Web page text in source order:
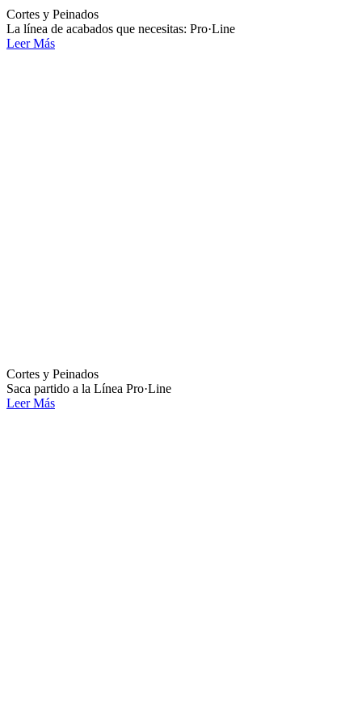
Cortes y Peinados
La línea de acabados que necesitas: Pro·Line
Leer Más
Cortes y Peinados
Saca partido a la Línea Pro·Line
Leer Más